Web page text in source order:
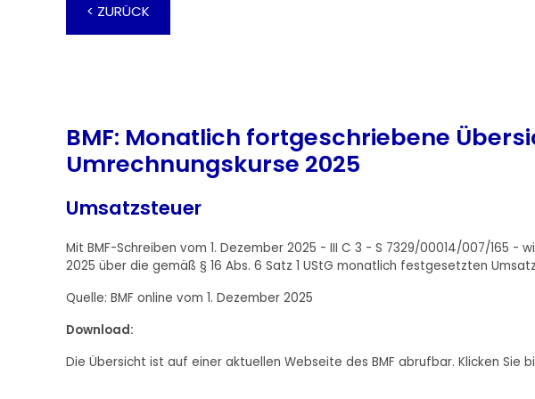
< ZURÜCK
BMF: Monatlich fortgeschriebene
Umrechnungskurse 2025
Umsatzsteuer
Mit BMF-Schreiben vom 1. Dezember 2025 - III C 3 - S 7329/00014/007/165
2025 über die gemäß § 16 Abs. 6 Satz 1 UStG monatlich festgesetzten
Quelle: BMF online vom 1. Dezember 2025
Download:
Die Übersicht ist auf einer aktuellen Webseite des BMF abrufbar. Klicken Sie